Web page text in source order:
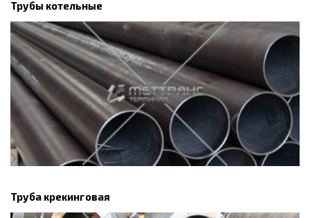
Трубы котельные
Труба крекинговая